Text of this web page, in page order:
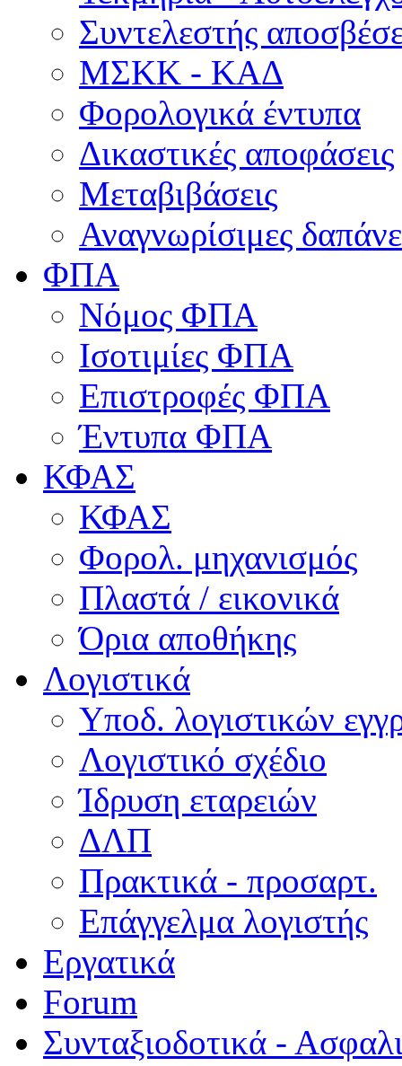
Συντελεστής
ΜΣKΚ - ΚΑΔ
Φορολογικά έντυπα
Δικαστικές αποφάσεις
Μεταβιβάσεις
Αναγνωρίσιμες
ΦΠΑ
Νόμος ΦΠΑ
Ισοτιμίες ΦΠΑ
Επιστροφές ΦΠΑ
Έντυπα ΦΠΑ
ΚΦΑΣ
ΚΦΑΣ
Φορολ. μηχανισμός
Πλαστά / εικονικά
Όρια αποθήκης
Λογιστικά
Υποδ. λογιστικών
Λογιστικό σχέδιο
Ίδρυση εταρειών
ΔΛΠ
Πρακτικά - προσαρτ.
Επάγγελμα λογιστής
Εργατικά
Forum
Συνταξιοδοτικά -